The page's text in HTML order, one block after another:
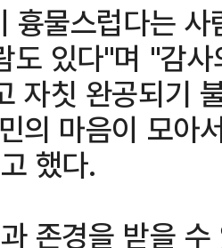
흉물스럽다는
도 있다"며 "감
자칫 완공되기
의 마음이 모아
했다.
존경을 받을